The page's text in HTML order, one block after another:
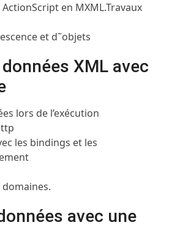
en MXML.Travaux
et d˜objets
XML avec
lors de l’exécution
les bindings et les
avec une